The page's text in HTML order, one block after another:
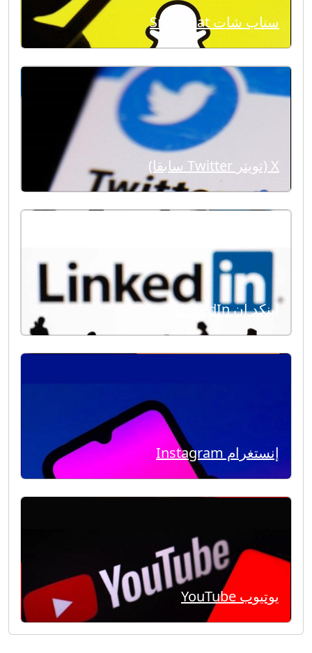
سناب شات Snapchat
X (تويتر Twitter سابقا)
لينكد إن LinkedIn
إنستغرام Instagram
يوتيوب YouTube